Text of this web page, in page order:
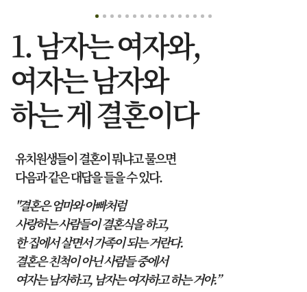
1. 남자는 여자와,
여자는 남자와
하는 게 결혼이다
유치원생들이 결혼이 뭐냐고 물으면
다음과 같은 대답을 들을 수 있다.
"결혼은 엄마와 아빠처럼
사랑하는 사람들이 결혼식을 하고,
한 집에서 살면서 가족이 되는 거란다.
결혼은 친척이 아닌 사람들 중에서
여자는 남자하고, 남자는 여자하고 하는 거야.”